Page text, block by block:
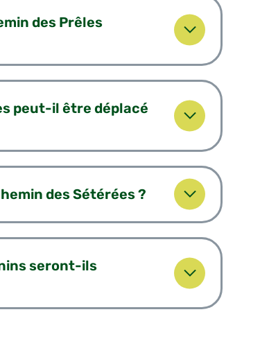
des Prêles
peut-il être déplacé
des Sétérées ?
seront-ils